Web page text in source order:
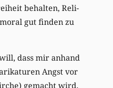
behalten, Reli-
gut finden zu
dass mir anhand
Angst vor
gemacht wird.